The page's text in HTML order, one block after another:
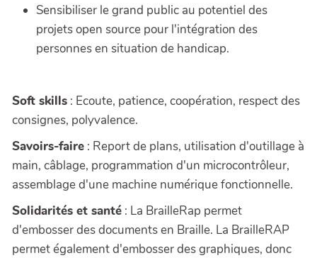
Sensibiliser le grand public au potentiel des
projets open source pour l'intégration des
personnes en situation de handicap.
Soft skills : Ecoute, patience, coopération, respect des
consignes, polyvalence.
Savoirs-faire : Report de plans, utilisation d'outillage à
main, câblage, programmation d'un microcontrôleur,
assemblage d'une machine numérique fonctionnelle.
Solidarités et santé : La BrailleRap permet
d'embosser des documents en Braille. La BrailleRAP
permet également d'embosser des graphiques, donc